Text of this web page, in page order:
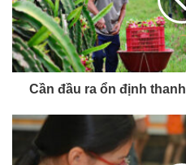
Cần đầu ra ổn định